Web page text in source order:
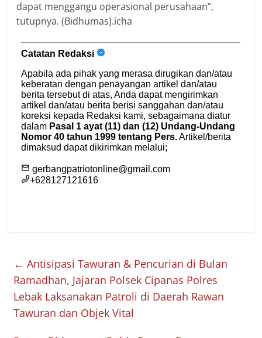
dapat menggangu operasional perusahaan”,
tutupnya. (Bidhumas).icha
← Antisipasi Tawuran & Pencurian di Bulan
Ramadhan, Jajaran Polsek Cipanas Polres
Lebak Laksanakan Patroli di Daerah Rawan
Tawuran dan Objek Vital